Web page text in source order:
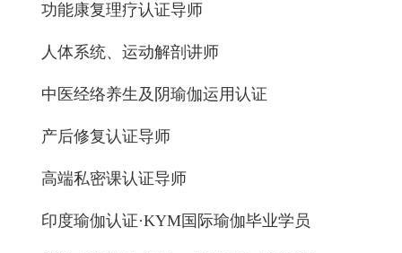
功能康复理疗认证导师
人体系统、运动解剖讲师
中医经络养生及阴瑜伽运用认证
产后修复认证导师
高端私密课认证导师
印度瑜伽认证·KYM国际瑜伽毕业学员